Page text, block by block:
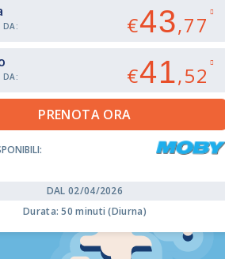
DA: €43,77
DA: €41,52
DAL 02/04/2026
Durata: 50 minuti (Diurna)